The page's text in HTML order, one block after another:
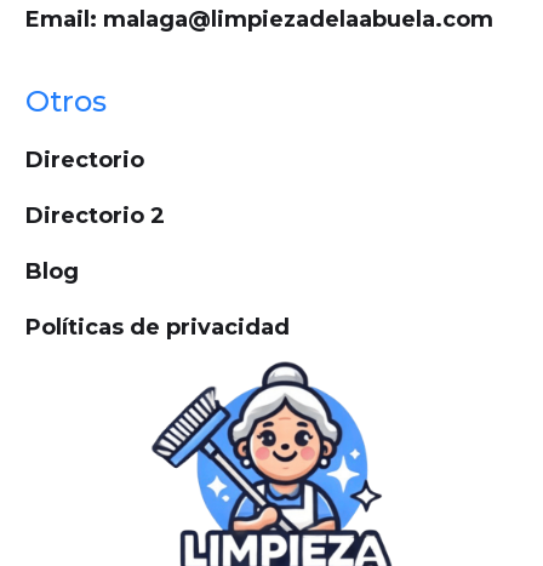
Email: malaga@limpiezadelaabuela.com
Otros
Directorio
Directorio 2
Blog
Políticas de privacidad